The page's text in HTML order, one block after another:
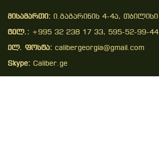
მისამართი: ი.გაგარინის 4-4ა, თბილისი
ტელ.: +995 32 238 17 33, 595-52-99-44
ელ. ფოსტა: calibergeorgia@gmail.com
Skype: Caliber.ge